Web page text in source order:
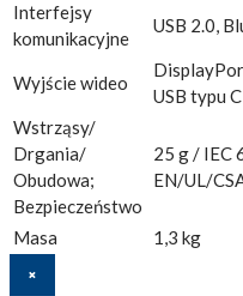
Interfejsy
komunikacyjne
USB 2.0,
Wyjście wideo
USB typu C
Wstrząsy/
Drgania/
Obudowa;
Bezpieczeństwo
25 g / IEC
EN/UL/
Masa 1,3 kg
×